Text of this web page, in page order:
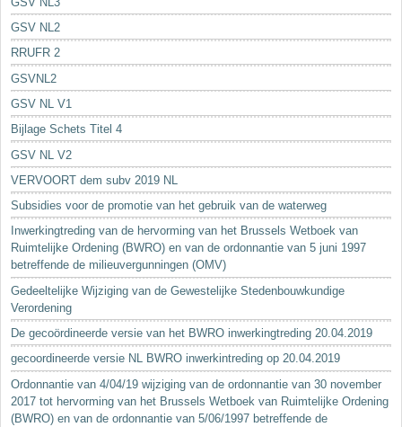
GSV NL2
RRUFR 2
GSVNL2
GSV NL V1
Bijlage Schets Titel 4
GSV NL V2
VERVOORT dem subv 2019 NL
Subsidies voor de promotie van het gebruik van de waterweg
Inwerkingtreding van de hervorming van het Brussels Wetboek van
Ruimtelijke Ordening (BWRO) en van de ordonnantie van 5 juni 1997
betreffende de milieuvergunningen (OMV)
Gedeeltelijke Wijziging van de Gewestelijke Stedenbouwkundige
Verordening
De gecoördineerde versie van het BWRO inwerkingtreding 20.04.2019
gecoordineerde versie NL BWRO inwerkintreding op 20.04.2019
Ordonnantie van 4/04/19 wijziging van de ordonnantie van 30 november
2017 tot hervorming van het Brussels Wetboek van Ruimtelijke Ordening
(BWRO) en van de ordonnantie van 5/06/1997 betreffende de